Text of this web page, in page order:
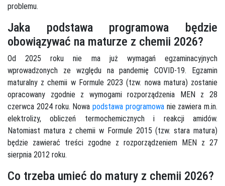
problemu.
Jaka podstawa programowa będzie
obowiązywać na maturze z chemii 2026?
Od 2025 roku nie ma już wymagań egzaminacyjnych
wprowadzonych ze względu na pandemię COVID-19. Egzamin
maturalny z chemii w Formule 2023 (tzw. nowa matura) zostanie
opracowany zgodnie z wymogami rozporządzenia MEN z 28
czerwca 2024 roku. Nowa podstawa programowanie zawiera m.in.
elektrolizy, obliczeń termochemicznych i reakcji amidów.
Natomiast matura z chemii w Formule 2015 (tzw. stara matura)
będzie zawierać treści zgodne z rozporządzeniem MEN z 27
sierpnia 2012 roku.
Co trzeba umieć do matury z chemii 2026?